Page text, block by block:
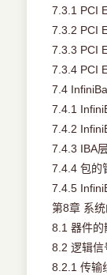
7.3.1 PCI
7.3.2 PCI
7.3.3 PCI
7.3.4 PCI
7.4
7.4.1
7.4.2
7.4.3 IBA
7.4.4 包的
7.4.5
第8章 系
8.1 器件的
8.2 逻辑信
8.2.1 传输